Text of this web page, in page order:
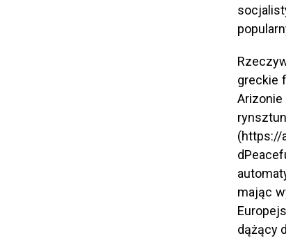
greckie
Arizonie
(https://
mając
dążący